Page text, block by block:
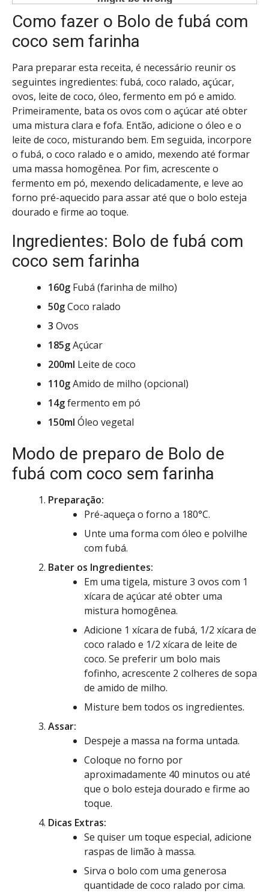
Como fazer o Bolo de fubá com
coco sem farinha
Para preparar esta receita, é necessário reunir os
seguintes ingredientes: fubá, coco ralado, açúcar,
ovos, leite de coco, óleo, fermento em pó e amido.
Primeiramente, bata os ovos com o açúcar até obter
uma mistura clara e fofa. Então, adicione o óleo e o
leite de coco, misturando bem. Em seguida, incorpore
o fubá, o coco ralado e o amido, mexendo até formar
uma massa homogênea. Por fim, acrescente o
fermento em pó, mexendo delicadamente, e leve ao
forno pré-aquecido para assar até que o bolo esteja
dourado e firme ao toque.
Ingredientes: Bolo de fubá com
coco sem farinha
160g Fubá (farinha de milho)
50gCoco ralado
3 Ovos
185gAçúcar
200ml Leite de coco
110gAmido de milho (opcional)
14gfermento em pó
150ml Óleo vegetal
Modo de preparo de Bolo de
fubá com coco sem farinha
Preparação:
Pré-aqueça o forno a 180°C.
Unte uma forma com óleo e polvilhe
com fubá.
Bater os Ingredientes:
Em uma tigela, misture 3 ovos com 1
xícara de açúcar até obter uma
mistura homogênea.
Adicione 1 xícara de fubá, 1/2 xícara de
coco ralado e 1/2 xícara de leite de
coco. Se preferir um bolo mais
fofinho, acrescente 2 colheres de sopa
de amido de milho.
Misture bem todos os ingredientes.
Assar:
Despeje a massa na forma untada.
Coloque no forno por
aproximadamente 40 minutos ou até
que o bolo esteja dourado e firme ao
toque.
Dicas Extras:
Se quiser um toque especial, adicione
raspas de limão à massa.
Sirva o bolo com uma generosa
quantidade de coco ralado por cima.